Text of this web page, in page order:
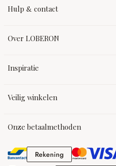
Hulp & contact
Over LOBERON
Inspiratie
Veilig winkelen
Onze betaalmethoden
RekeningRekening